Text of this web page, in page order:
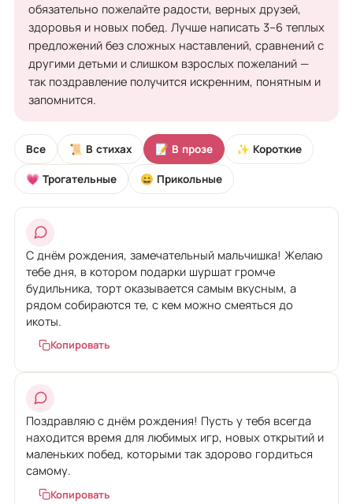
обязательно пожелайте радости, верных друзей,
здоровья и новых побед. Лучше написать 3–6 теплых
предложений без сложных наставлений, сравнений с
другими детьми и слишком взрослых пожеланий —
так поздравление получится искренним, понятным и
запомнится.
Все 📜 В стихах 📝 В прозе ✨ Короткие
💗 Трогательные 😄 Прикольные
С днём рождения, замечательный мальчишка! Желаю
тебе дня, в котором подарки шуршат громче
будильника, торт оказывается самым вкусным, а
рядом собираются те, с кем можно смеяться до
икоты.
Копировать
Поздравляю с днём рождения! Пусть у тебя всегда
находится время для любимых игр, новых открытий и
маленьких побед, которыми так здорово гордиться
самому.
Копировать